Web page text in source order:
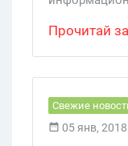
Прочитай
Свежие
05 янв, 2018